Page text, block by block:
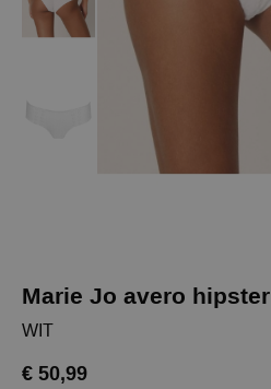
Marie Jo avero hipster
WIT
€ 50,99